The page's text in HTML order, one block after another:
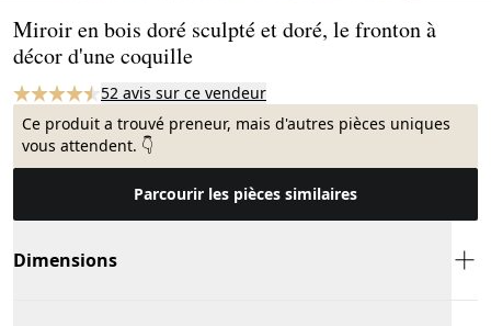
Miroir en bois doré sculpté et doré, le fronton à
décor d'une coquille
52 avis sur ce vendeur
Ce produit a trouvé preneur, mais d'autres pièces uniques
vous attendent. 👇
Parcourir les pièces similaires
Dimensions